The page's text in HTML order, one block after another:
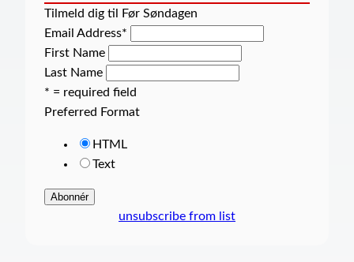
Tilmeld dig til Før Søndagen
Email Address*
First Name
Last Name
* = required field
Preferred Format
HTML
Text
unsubscribe from list